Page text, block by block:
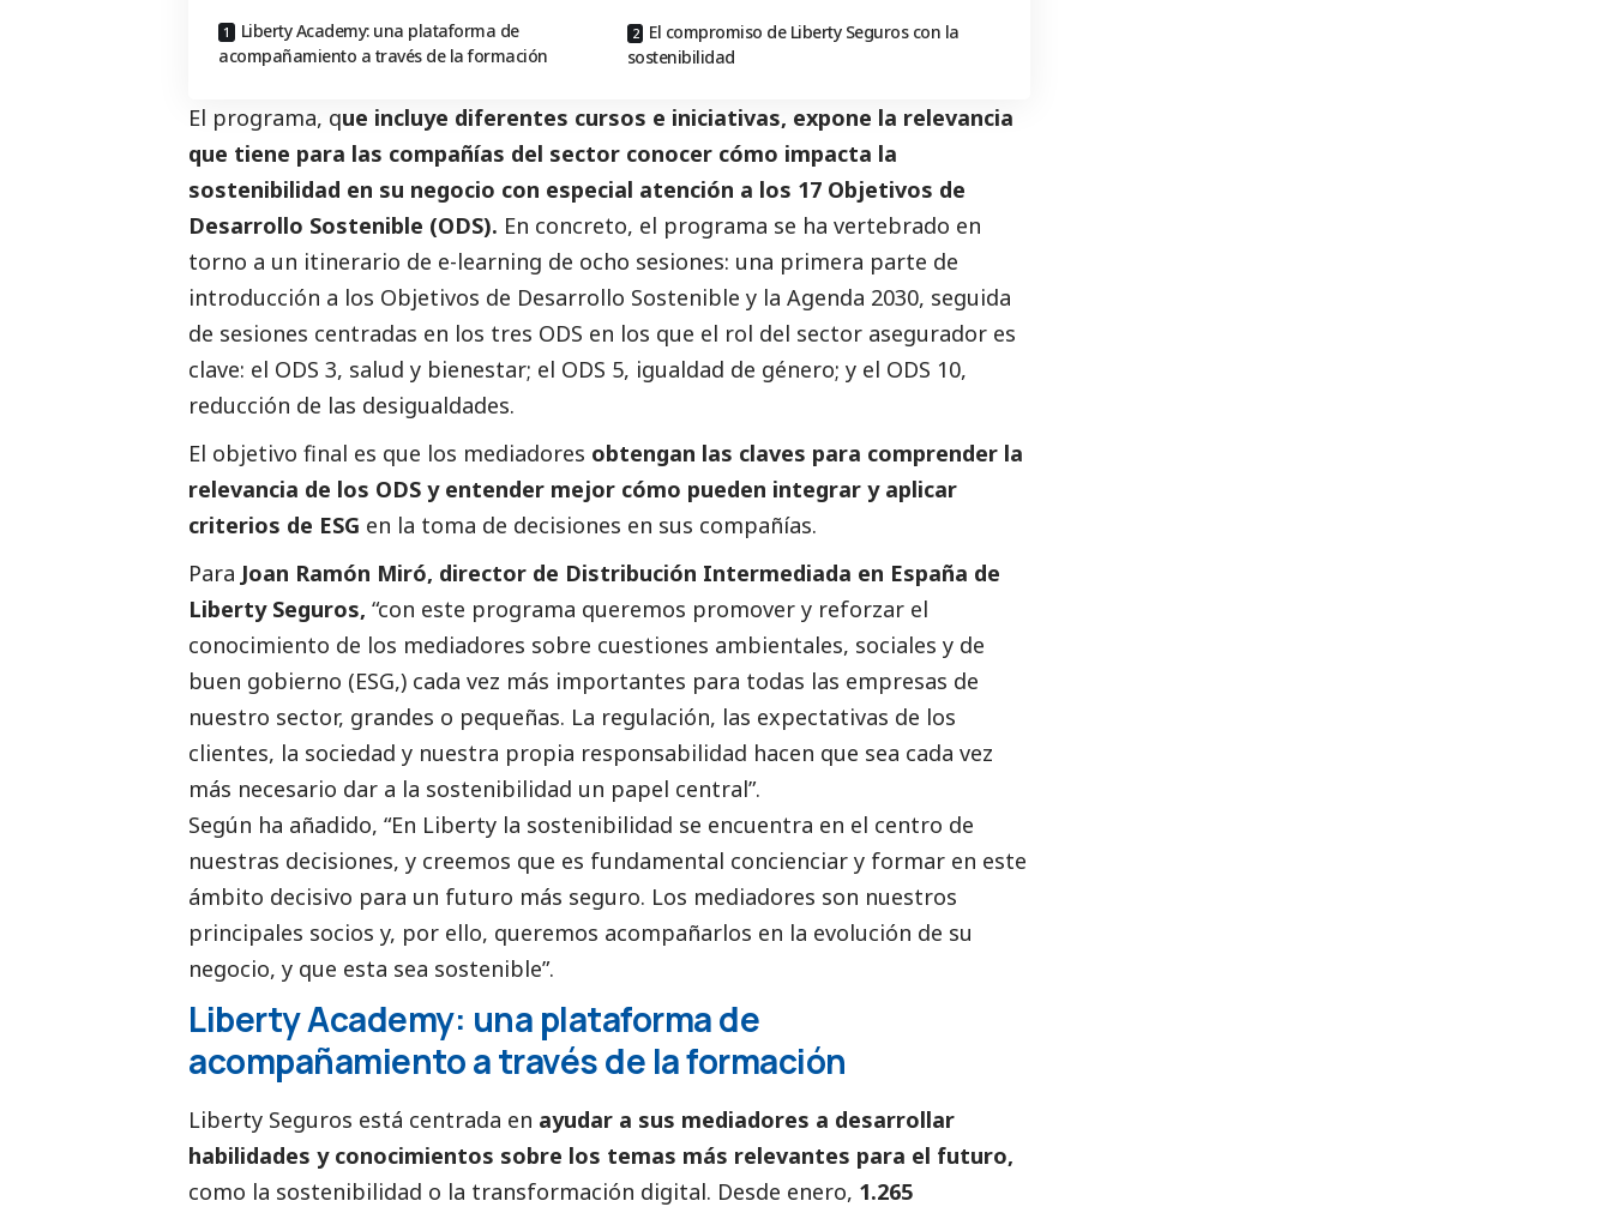
Liberty Academy: una plataforma de
acompañamiento a través de la formación
El compromiso de Liberty Seguros con la
sostenibilidad
El programa, que incluye diferentes cursos e iniciativas, expone la relevancia
que tiene para las compañías del sector conocer cómo impacta la
sostenibilidad en su negocio con especial atención a los 17 Objetivos de
Desarrollo Sostenible (ODS). En concreto, el programa se ha vertebrado en
torno a un itinerario de e-learning de ocho sesiones: una primera parte de
introducción a los Objetivos de Desarrollo Sostenible y la Agenda 2030, seguida
de sesiones centradas en los tres ODS en los que el rol del sector asegurador es
clave: el ODS 3, salud y bienestar; el ODS 5, igualdad de género; y el ODS 10,
reducción de las desigualdades.
El objetivo final es que los mediadores obtengan las claves para comprender la
relevancia de los ODS y entender mejor cómo pueden integrar y aplicar
criterios de ESG en la toma de decisiones en sus compañías.
Para Joan Ramón Miró, director de Distribución Intermediada en España de
Liberty Seguros, “con este programa queremos promover y reforzar el
conocimiento de los mediadores sobre cuestiones ambientales, sociales y de
buen gobierno (ESG,) cada vez más importantes para todas las empresas de
nuestro sector, grandes o pequeñas. La regulación, las expectativas de los
clientes, la sociedad y nuestra propia responsabilidad hacen que sea cada vez
más necesario dar a la sostenibilidad un papel central”.
Según ha añadido, “En Liberty la sostenibilidad se encuentra en el centro de
nuestras decisiones, y creemos que es fundamental concienciar y formar en este
ámbito decisivo para un futuro más seguro. Los mediadores son nuestros
principales socios y, por ello, queremos acompañarlos en la evolución de su
negocio, y que esta sea sostenible”.
Liberty Academy: una plataforma de
acompañamiento a través de la formación
Liberty Seguros está centrada en ayudar a sus mediadores a desarrollar
habilidades y conocimientos sobre los temas más relevantes para el futuro,
como la sostenibilidad o la transformación digital. Desde enero, 1.265